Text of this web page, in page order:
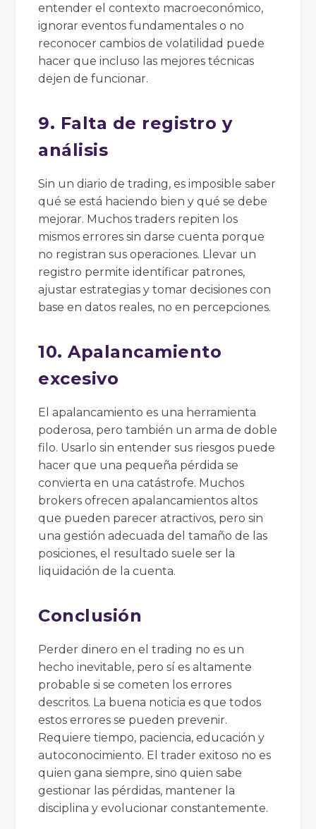
entender el contexto macroeconómico,
ignorar eventos fundamentales o no
reconocer cambios de volatilidad puede
hacer que incluso las mejores técnicas
dejen de funcionar.
9. Falta de registro y
análisis
Sin un diario de trading, es imposible saber
qué se está haciendo bien y qué se debe
mejorar. Muchos traders repiten los
mismos errores sin darse cuenta porque
no registran sus operaciones. Llevar un
registro permite identificar patrones,
ajustar estrategias y tomar decisiones con
base en datos reales, no en percepciones.
10. Apalancamiento
excesivo
El apalancamiento es una herramienta
poderosa, pero también un arma de doble
filo. Usarlo sin entender sus riesgos puede
hacer que una pequeña pérdida se
convierta en una catástrofe. Muchos
brokers ofrecen apalancamientos altos
que pueden parecer atractivos, pero sin
una gestión adecuada del tamaño de las
posiciones, el resultado suele ser la
liquidación de la cuenta.
Conclusión
Perder dinero en el trading no es un
hecho inevitable, pero sí es altamente
probable si se cometen los errores
descritos. La buena noticia es que todos
estos errores se pueden prevenir.
Requiere tiempo, paciencia, educación y
autoconocimiento. El trader exitoso no es
quien gana siempre, sino quien sabe
gestionar las pérdidas, mantener la
disciplina y evolucionar constantemente.